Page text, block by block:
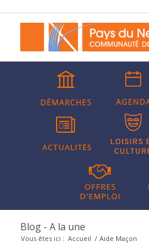
Blog - A la une
Vous êtes ici : Accueil / Aide Maçon